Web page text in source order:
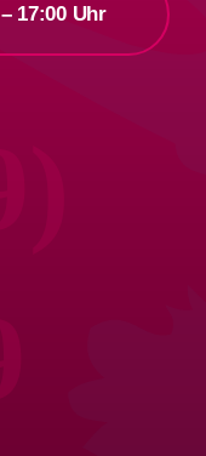
17:00 Uhr